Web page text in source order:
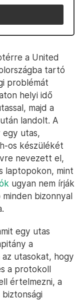
a United
tartó
problémát
helyi idő
majd a
landolt. A
egy utas,
os készülékét
nevezett el,
laptopokon, mint
ugyan nem írják
bizonnyal
egy utas
a
utasokat, hogy
a protokoll
értelmezni, a